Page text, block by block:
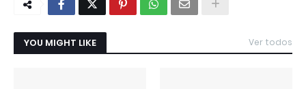
YOU MIGHT LIKE Ver todos